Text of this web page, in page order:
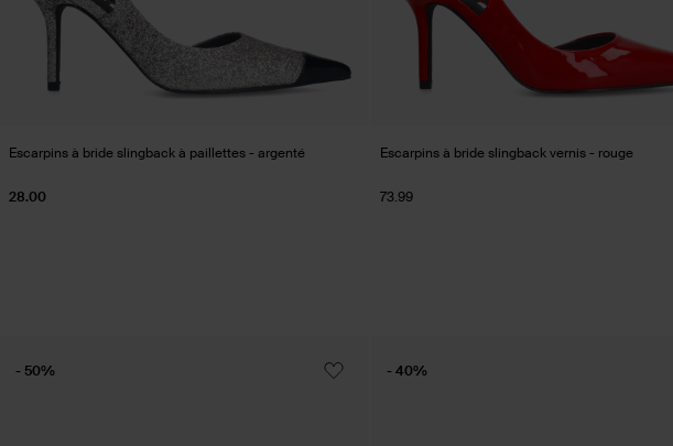
Escarpins à bride slingback à paillettes - argenté
28.00
Escarpins à bride slingback vernis - rouge
73.99
- 50% - 40%